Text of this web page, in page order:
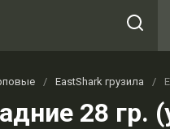
/ EastShark грузила /
28 гр.